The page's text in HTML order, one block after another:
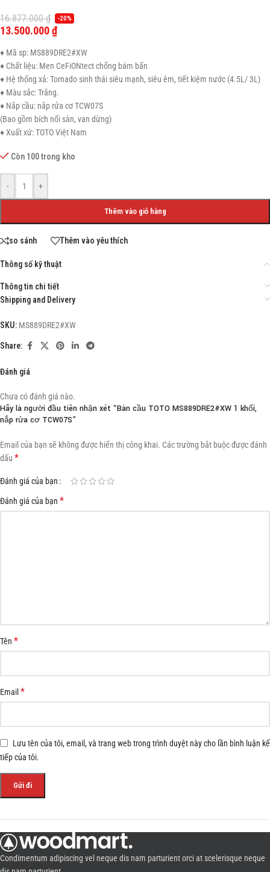
16.877.000₫ -20%
13.500.000₫
♦ Mã sp: MS889DRE2#XW
♦ Chất liệu: Men CeFiONtect chống bám bẩn
♦ Hệ thống xả: Tornado sinh thái siêu mạnh, siêu êm, tiết kiệm nước (4.5L/ 3L)
♦ Màu sắc: Trắng.
♦ Nắp cầu: nắp rửa cơ TCW07S
(Bao gồm bích nối sàn, van dừng)
♦ Xuất xứ: TOTO Việt Nam
Còn 100 trong kho
- +
Thêm vào giỏ hàng
so sánh Thêm vào yêu thích
Thông số kỹ thuật
Thông tin chi tiết
Shipping and Delivery
SKU: MS889DRE2#XW
Share:
Đánh giá
Chưa có đánh giá nào.
Hãy là người đầu tiên nhận xét “Bàn cầu TOTO MS889DRE2#XW 1 khối,
nắp rửa cơ TCW07S”
Email của bạn sẽ không được hiển thị công khai. Các trường bắt buộc được đánh
dấu *
Đánh giá của bạn
Đánh giá của bạn *
Tên *
Email*
Lưu tên của tôi, email, và trang web trong trình duyệt này cho lần bình luận kế
tiếp của tôi.
Condimentum adipiscing vel neque dis nam parturient orci at scelerisque neque